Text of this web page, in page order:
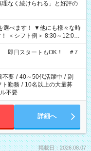
なく続けられる」と好評の
にも様々な時
＜シフト例＞ 8:30～12:00
～翌6:00 など
即日スタートもOK！ ＃7
不要 / 40～50代活躍中 / 副
ト勤務 / 10名以上の大量募
不要
詳細へ
掲載日：2026.08.07